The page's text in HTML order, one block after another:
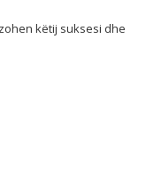
këtij suksesi dhe